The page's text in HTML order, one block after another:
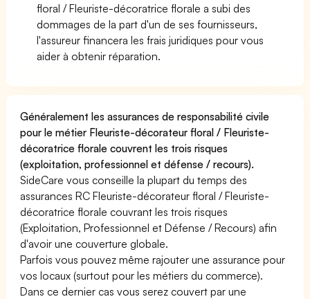
floral / Fleuriste-décoratrice florale a subi des
dommages de la part d'un de ses fournisseurs,
l'assureur financera les frais juridiques pour vous
aider à obtenir réparation.
Généralement les assurances de responsabilité civile
pour le métier Fleuriste-décorateur floral / Fleuriste-
décoratrice florale couvrent les trois risques
(exploitation, professionnel et défense / recours).
SideCare vous conseille la plupart du temps des
assurances RC Fleuriste-décorateur floral / Fleuriste-
décoratrice florale couvrant les trois risques
(Exploitation, Professionnel et Défense / Recours) afin
d'avoir une couverture globale.
Parfois vous pouvez même rajouter une assurance pour
vos locaux (surtout pour les métiers du commerce).
Dans ce dernier cas vous serez couvert par une